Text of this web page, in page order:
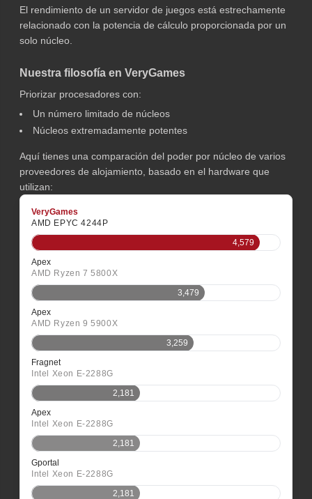
El rendimiento de un servidor de juegos está estrechamente
relacionado con la potencia de cálculo proporcionada por un
solo núcleo.
Nuestra filosofía en VeryGames
Priorizar procesadores con:
Un número limitado de núcleos
Núcleos extremadamente potentes
Aquí tienes una comparación del poder por núcleo de varios
proveedores de alojamiento, basado en el hardware que
utilizan:
VeryGames
AMD EPYC 4244P
4,579
Apex
AMD Ryzen 7 5800X
3,479
Apex
AMD Ryzen 9 5900X
3,259
Fragnet
Intel Xeon E-2288G
2,181
Apex
Intel Xeon E-2288G
2,181
Gportal
Intel Xeon E-2288G
2,181